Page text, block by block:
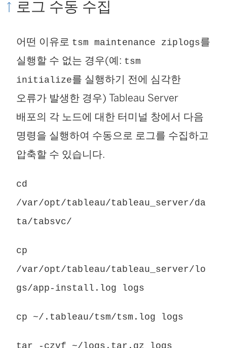
로그 수동 수집
어떤 이유로 tsm maintenance ziplogs를
실행할 수 없는 경우(예: tsm
initialize를 실행하기 전에 심각한
오류가 발생한 경우) Tableau Server
배포의 각 노드에 대한 터미널 창에서 다음
명령을 실행하여 수동으로 로그를 수집하고
압축할 수 있습니다.
cd
/var/opt/tableau/tableau_server/da
ta/tabsvc/
cp
/var/opt/tableau/tableau_server/lo
gs/app-install.log logs
cp ~/.tableau/tsm/tsm.log logs